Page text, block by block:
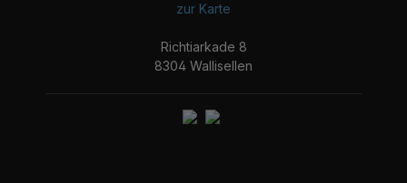
zur Karte
Richtiarkade 8
8304 Wallisellen